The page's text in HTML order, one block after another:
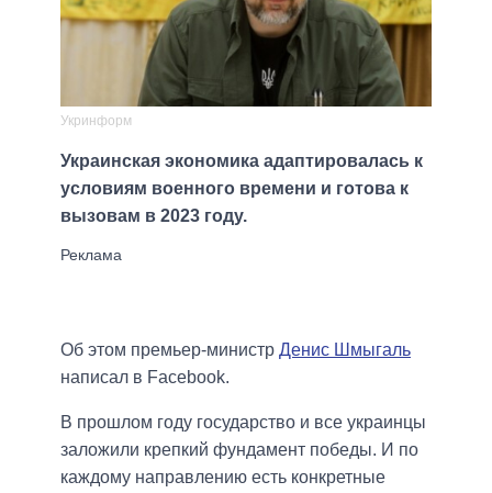
Укринформ
Украинская экономика адаптировалась к
условиям военного времени и готова к
вызовам в 2023 году.
Об этом премьер-министр Денис Шмыгаль
написал в Facebook.
В прошлом году государство и все украинцы
заложили крепкий фундамент победы. И по
каждому направлению есть конкретные